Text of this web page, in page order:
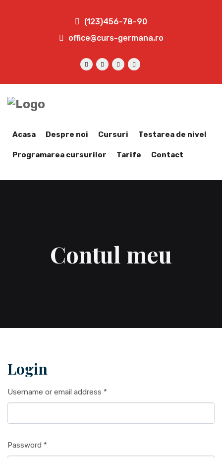
(123)456-78-90
office@curs-germana.ro
Acasa Despre noi Cursuri Testarea de nivel
Programarea cursurilor Tarife Contact
Contul meu
Login
Username or email address *
Password *